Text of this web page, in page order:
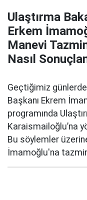
Ulaştırma
Erkem
Manevi
Nasıl
Geçtiğimiz
Başkanı Ekrem
programında
Karaismailoğlu’na
Bu söylemler
İmamoğlu'na